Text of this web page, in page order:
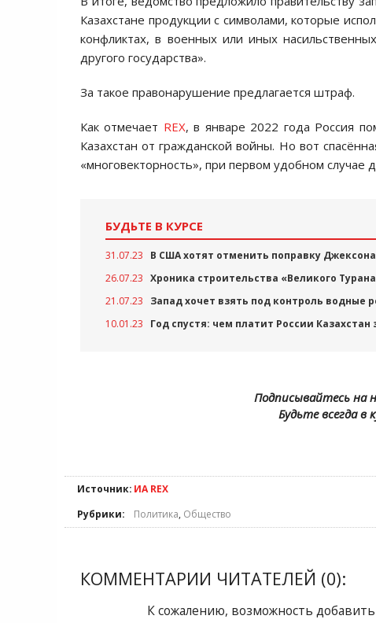
Казахстане продукции с символами, которые
конфликтах, в военных или иных
другого государства».
За такое правонарушение предлагается штраф.
Как отмечает REX, в январе 2022 года Россия
Казахстан от гражданской войны. Но вот
«многовекторность», при первом удобном случае
БУДЬТЕ В КУРСЕ
31.07.23
В США хотят отменить поправку
26.07.23 Хроника строительства «Великого
21.07.23
Запад хочет взять под контроль водные
10.01.23
Год спустя: чем платит России Казахстан
Подписывайтесь на
Будьте всегда в
Источник: ИА REX
Рубрики:
Политика, Общество
КОММЕНТАРИИ ЧИТАТЕЛЕЙ (0):
К сожалению, возможность